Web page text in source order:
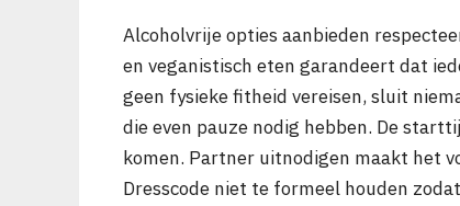
Alcoholvrije opties aanbieden
en veganistisch eten garandeert dat
geen fysieke fitheid vereisen, sluit
die even pauze nodig hebben. De
komen. Partner uitnodigen maakt het
Dresscode niet te formeel houden